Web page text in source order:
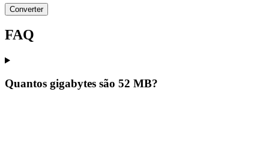
Converter
FAQ
Quantos gigabytes são 52 MB?